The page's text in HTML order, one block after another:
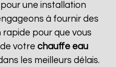
une installation
à fournir des
pour que vous
votre chauffe eau
les meilleurs délais.